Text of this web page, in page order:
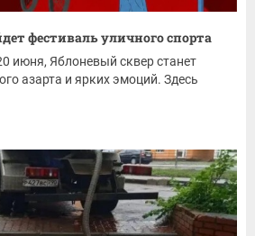
фестиваль уличного спорта
июня, Яблоневый сквер станет
азарта и ярких эмоций. Здесь